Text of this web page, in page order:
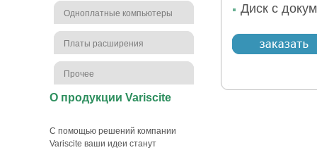
Одноплатные компьютеры
Платы расширения
Прочее
О продукции Variscite
С помощью решений компании
Variscite ваши идеи станут
Диск с